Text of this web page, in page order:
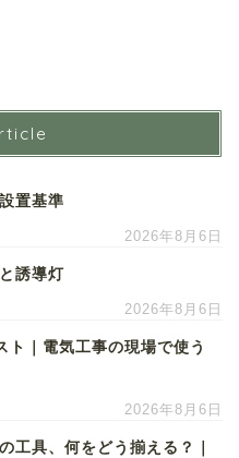
置基準
2026年8月6日
誘導灯
2026年8月6日
ト｜電気工事の現場で使う
2026年8月6日
工具、何をどう揃える？｜